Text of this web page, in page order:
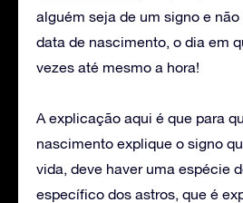
alguém seja de um signo e não
data de nascimento, o dia em
vezes até mesmo a hora!
A explicação aqui é que para
nascimento explique o signo
vida, deve haver uma espécie
específico dos astros, que é